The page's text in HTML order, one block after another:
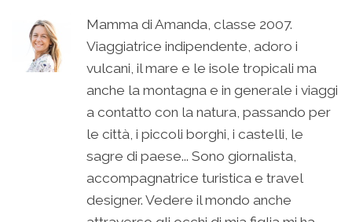
Mamma di Amanda, classe 2007.
Viaggiatrice indipendente, adoro i
vulcani, il mare e le isole tropicali ma
anche la montagna e in generale i viaggi
a contatto con la natura, passando per
le città, i piccoli borghi, i castelli, le
sagre di paese... Sono giornalista,
accompagnatrice turistica e travel
designer. Vedere il mondo anche